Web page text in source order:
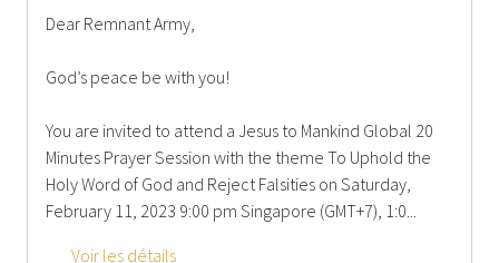
Dear Remnant Army,
God’s peace be with you!
You are invited to attend a Jesus to Mankind Global 20
Minutes Prayer Session with the theme To Uphold the
Holy Word of God and Reject Falsities on Saturday,
February 11, 2023 9:00 pm Singapore (GMT+7), 1:0...
Voir les détails